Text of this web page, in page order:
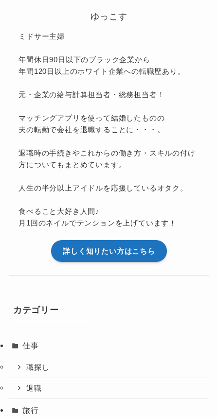
ゆっこす
ミドサー主婦
年間休日90日以下のブラック企業から
年間120日以上のホワイト企業への転職歴あり。
元・企業の給与計算担当者・総務担当者！
マッチングアプリを使って結婚したものの
夫の転勤で会社を退職することに・・・。
退職時の手続きやこれからの働き方・スキルの付け
方についてもまとめています。
人生の半分以上アイドルを応援しているオタク。
食べること大好き人間♪
月1回のネイルでテンションを上げています！
詳しく知りたい方はこちら
カテゴリー
仕事
職探し
退職
旅行